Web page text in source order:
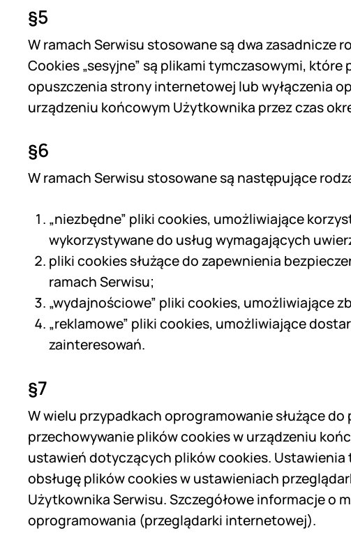
§5
W ramach Serwisu stosowane są dwa zasadnicze
Cookies „sesyjne” są plikami tymczasowymi,
opuszczenia strony internetowej lub wyłączenia
urządzeniu końcowym Użytkownika przez czas
§6
W ramach Serwisu stosowane są następujące
„niezbędne” pliki cookies, umożliwiające
wykorzystywane do usług wymagających
pliki cookies służące do zapewnienia
ramach Serwisu;
„wydajnościowe” pliki cookies, umożliwiające
„reklamowe” pliki cookies, umożliwiające
zainteresowań.
§7
W wielu przypadkach oprogramowanie służące
przechowywanie plików cookies w urządzeniu
ustawień dotyczących plików cookies.
obsługę plików cookies w ustawieniach
Użytkownika Serwisu. Szczegółowe informacje o
oprogramowania (przeglądarki internetowej).